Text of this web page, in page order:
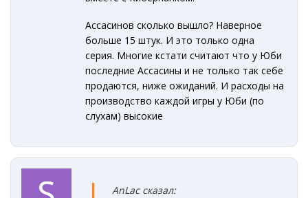
Ассасинов сколько вышло? Наверное
больше 15 штук. И это только одна
серия. Многие кстати считают что у Юби
последние Ассасины и не только так себе
продаются, ниже ожиданий. И расходы на
производство каждой игры у Юби (по
слухам) высокие
AnLac сказал: